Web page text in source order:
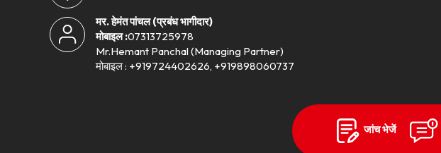
मर. हेमंत पांचल(प्रबंध भागीदार)
मोबाइल :07313725978
Mr.Hemant Panchal (Managing Partner)
मोबाइल : +919724402626, +919898060737
जांच भेजें